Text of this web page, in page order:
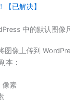
【已解决】
中的默认图像
图像上传到
本：
像素